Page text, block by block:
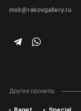
msk@rakovgallery.ru
Другие проекты:
Подарочные сертификаты